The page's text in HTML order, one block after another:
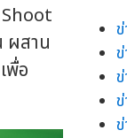
ผสาน
พื่อ